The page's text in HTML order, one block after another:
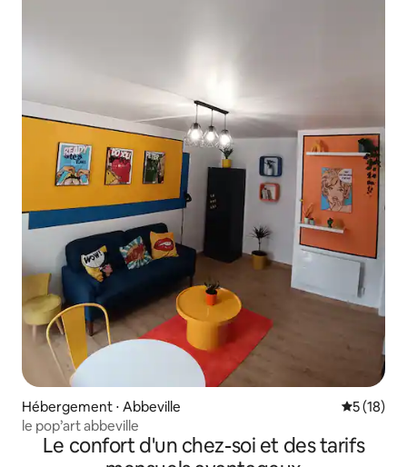
Hébergement ⋅ Abbeville
5 (18)
le pop’art abbeville
Le confort d'un chez-soi et des tarifs